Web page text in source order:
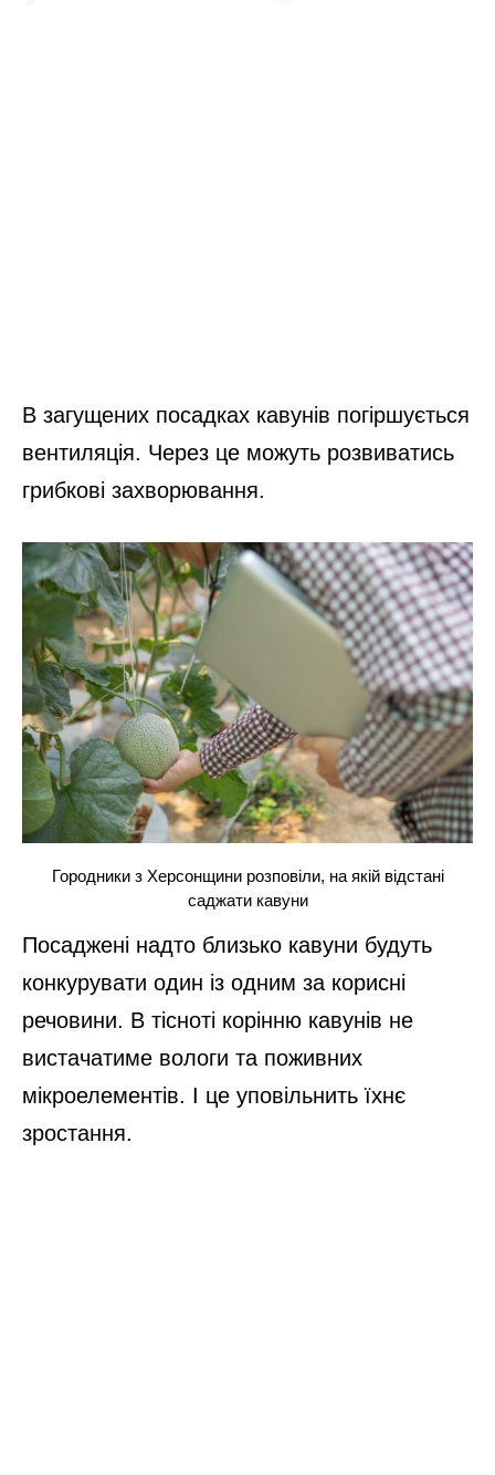
В загущених посадках кавунів погіршується
вентиляція. Через це можуть розвиватись
грибкові захворювання.
Городники з Херсонщини розповіли, на якій відстані
саджати кавуни
Посаджені надто близько кавуни будуть
конкурувати один із одним за корисні
речовини. В тісноті корінню кавунів не
вистачатиме вологи та поживних
мікроелементів. І це уповільнить їхнє
зростання.